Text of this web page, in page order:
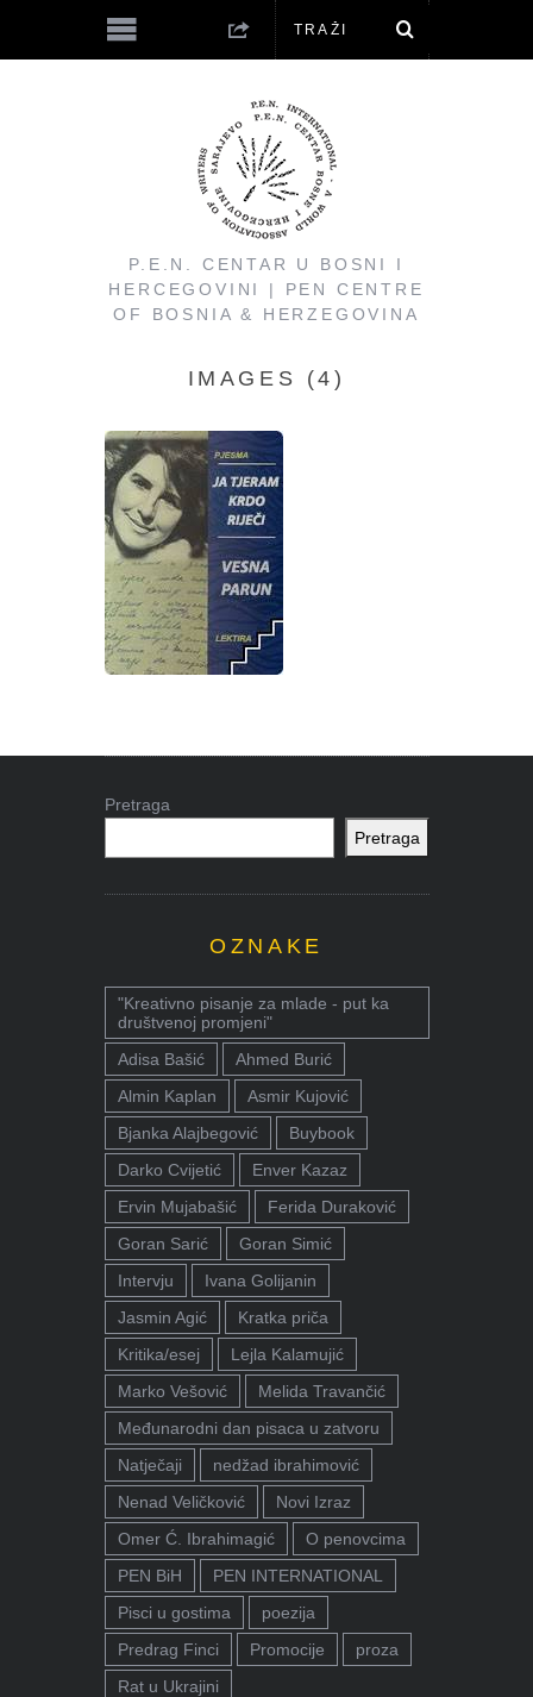
P.E.N. CENTAR U BOSNI I
HERCEGOVINI | PEN CENTRE
OF BOSNIA & HERZEGOVINA
IMAGES (4)
Pretraga
Pretraga
OZNAKE
"Kreativno pisanje za mlade - put ka
društvenoj promjeni"
Adisa Bašić
Ahmed Burić
Almin Kaplan
Asmir Kujović
Bjanka Alajbegović
Buybook
Darko Cvijetić
Enver Kazaz
Ervin Mujabašić
Ferida Duraković
Goran Sarić
Goran Simić
Intervju
Ivana Golijanin
Jasmin Agić
Kratka priča
Kritika/esej
Lejla Kalamujić
Marko Vešović
Melida Travančić
Međunarodni dan pisaca u zatvoru
Natječaji
nedžad ibrahimović
Nenad Veličković
Novi Izraz
Omer Ć. Ibrahimagić
O penovcima
PEN BiH
PEN INTERNATIONAL
Pisci u gostima
poezija
Predrag Finci
Promocije
proza
Rat u Ukrajini